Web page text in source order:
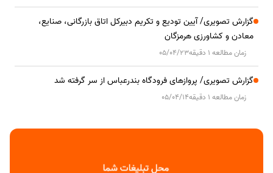
گزارش تصویری/ آیین تودیع و تکریم دبیرکل اتاق بازرگانی، صنایع،
معادن و کشاورزی هرمزگان
زمان مطالعه 1 دقیقه 05/04/23
گزارش تصویری/ پروازهای فرودگاه بندرعباس از سر گرفته شد
زمان مطالعه 1 دقیقه 05/04/14